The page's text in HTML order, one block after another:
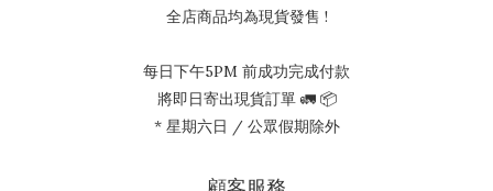
全店商品均為現貨發售 !
每日下午5PM 前成功完成付款
將即日寄出現貨訂單 🚛 📦
* 星期六日 / 公眾假期除外